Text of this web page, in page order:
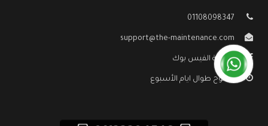
01108098347
support@the-maintenance.com
صفحة الفيس بوك
مفتوح طوال ايام الأسبوع